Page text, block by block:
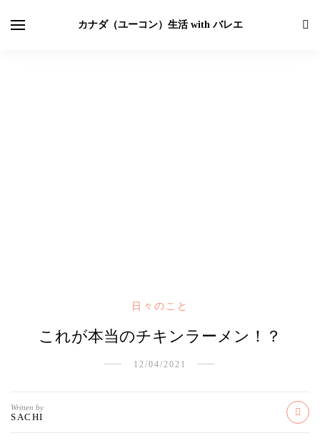
カナダ（ユーコン）生活 with バレエ
日々のこと
これが本当のチキンラーメン！？
12/04/2021
Written by
SACHI